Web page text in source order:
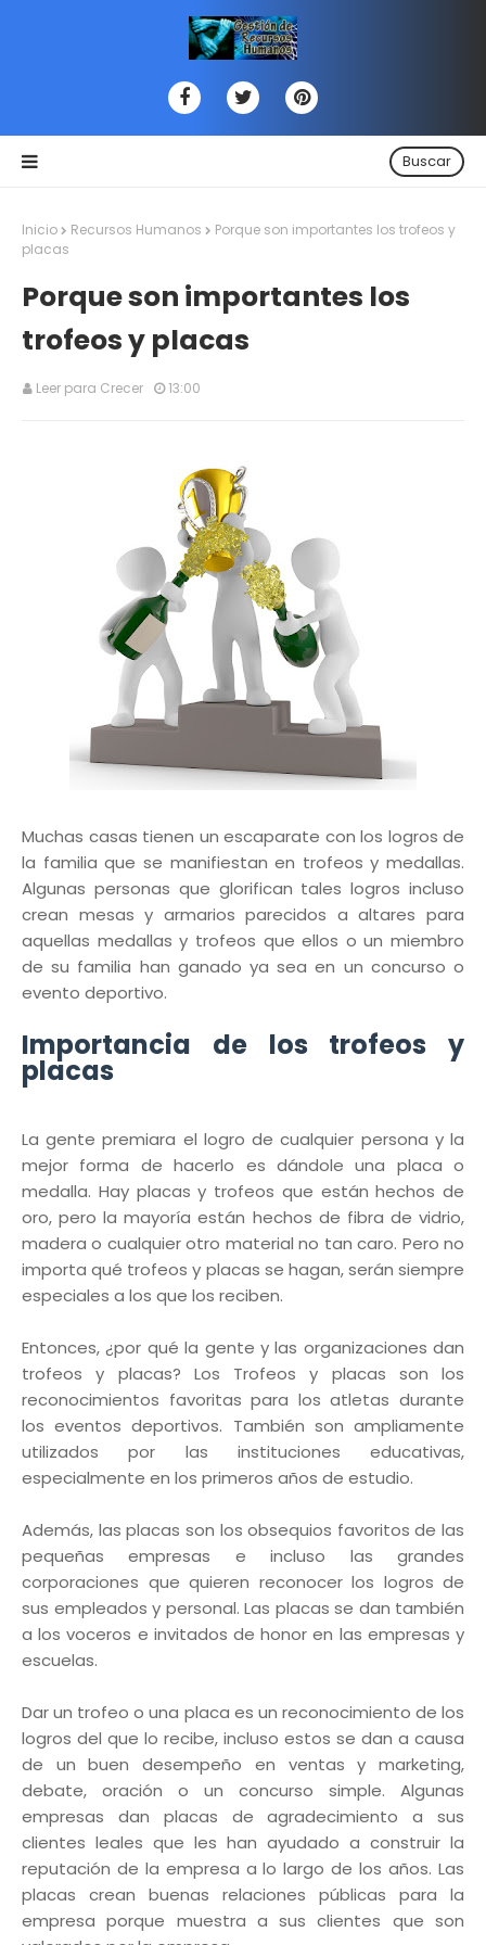
Buscar
Inicio Recursos Humanos
Porque son importantes los trofeos y
placas
Porque son importantes los
trofeos y placas
Leer para Crecer 13:00
Muchas casas tienen un escaparate con los logros de
la familia que se manifiestan en trofeos y medallas.
Algunas personas que glorifican tales logros incluso
crean mesas y armarios parecidos a altares para
aquellas medallas y trofeos que ellos o un miembro
de su familia han ganado ya sea en un concurso o
evento deportivo.
Importancia de los trofeos y
placas
La gente premiara el logro de cualquier persona y la
mejor forma de hacerlo es dándole una placa o
medalla. Hay placas y trofeos que están hechos de
oro, pero la mayoría están hechos de fibra de vidrio,
madera o cualquier otro material no tan caro. Pero no
importa qué trofeos y placas se hagan, serán siempre
especiales a los que los reciben.
Entonces, ¿por qué la gente y las organizaciones dan
trofeos y placas? Los Trofeos y placas son los
reconocimientos favoritas para los atletas durante
los eventos deportivos. También son ampliamente
utilizados por las instituciones educativas,
especialmente en los primeros años de estudio.
Además, las placas son los obsequios favoritos de las
pequeñas empresas e incluso las grandes
corporaciones que quieren reconocer los logros de
sus empleados y personal. Las placas se dan también
a los voceros e invitados de honor en las empresas y
escuelas.
Dar un trofeo o una placa es un reconocimiento de los
logros del que lo recibe, incluso estos se dan a causa
de un buen desempeño en ventas y marketing,
debate, oración o un concurso simple. Algunas
empresas dan placas de agradecimiento a sus
clientes leales que les han ayudado a construir la
reputación de la empresa a lo largo de los años. Las
placas crean buenas relaciones públicas para la
empresa porque muestra a sus clientes que son